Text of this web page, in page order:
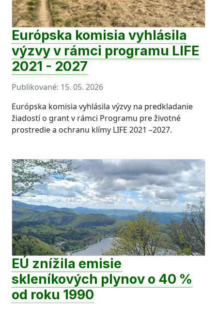
Európska komisia vyhlásila
výzvy v rámci programu LIFE
2021 - 2027
Publikované: 15. 05. 2026
Európska komisia vyhlásila výzvy na predkladanie
žiadostí o grant v rámci Programu pre životné
prostredie a ochranu klímy LIFE 2021 –2027.
EÚ znížila emisie
skleníkových plynov o 40 %
od roku 1990